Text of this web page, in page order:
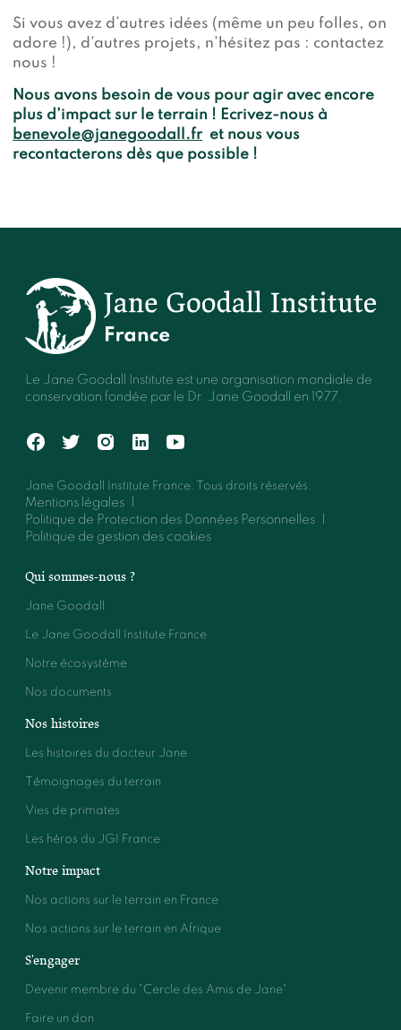
Si vous avez d’autres idées (même un peu folles, on
adore !), d’autres projets, n’hésitez pas : contactez
nous !
Nous avons besoin de vous pour agir avec encore
plus d’impact sur le terrain ! Ecrivez-nous à
benevole@janegoodall.fret nous vous
recontacterons dès que possible !
Le Jane Goodall Institute est une organisation mondiale de
conservation fondée par le Dr. Jane Goodall en 1977.
Jane Goodall Institute France. Tous droits réservés.
Mentions légales
Politique de Protection des Données Personnelles
Politique de gestion des cookies
Qui sommes-nous ?
Jane Goodall
Le Jane Goodall Institute France
Notre écosystème
Nos documents
Nos histoires
Les histoires du docteur Jane
Témoignages du terrain
Vies de primates
Les héros du JGI France
Notre impact
Nos actions sur le terrain en France
Nos actions sur le terrain en Afrique
S'engager
Devenir membre du "Cercle des Amis de Jane"
Faire un don